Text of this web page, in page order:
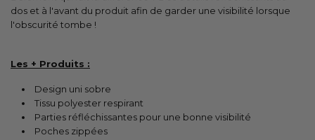
dos et à l'avant du produit afin de garder une visibilité lorsque
l'obscurité tombe !
Les + Produits :
Design uni sobre
Tissu polyester respirant
Parties réfléchissantes pour une bonne visibilité
Poches zippées